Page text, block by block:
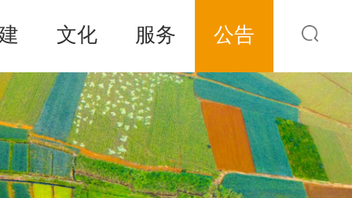
文化 服务 公告